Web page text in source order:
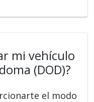
mi vehículo
(DOD)?
el modo